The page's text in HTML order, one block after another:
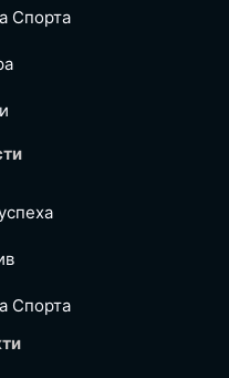
Спортa
Спортa